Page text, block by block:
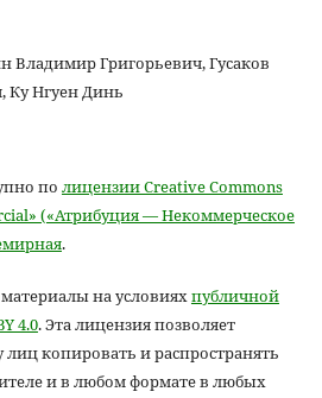
Владимир Григорьевич, Гусаков
Ку Нгуен Динь
по лицензии Creative Commons
(«Атрибуция — Некоммерческое
.
на условияхпубличной
4.0. Эта лицензия позволяет
копировать и распространять
и в любом формате в любых